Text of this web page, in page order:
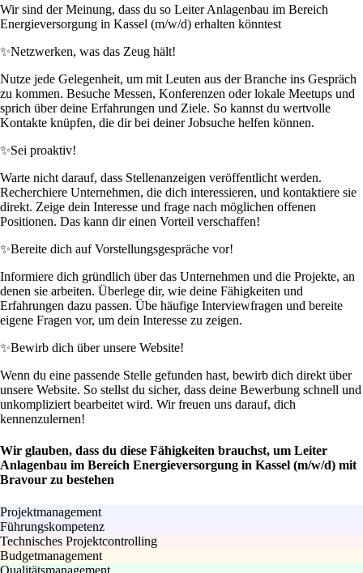
Wir sind der Meinung, dass du so Leiter Anlagenbau im Bereich
Energieversorgung in Kassel (m/w/d) erhalten könntest
✨Netzwerken, was das Zeug hält!
Nutze jede Gelegenheit, um mit Leuten aus der Branche ins Gespräch
zu kommen. Besuche Messen, Konferenzen oder lokale Meetups und
sprich über deine Erfahrungen und Ziele. So kannst du wertvolle
Kontakte knüpfen, die dir bei deiner Jobsuche helfen können.
✨Sei proaktiv!
Warte nicht darauf, dass Stellenanzeigen veröffentlicht werden.
Recherchiere Unternehmen, die dich interessieren, und kontaktiere sie
direkt. Zeige dein Interesse und frage nach möglichen offenen
Positionen. Das kann dir einen Vorteil verschaffen!
✨Bereite dich auf Vorstellungsgespräche vor!
Informiere dich gründlich über das Unternehmen und die Projekte, an
denen sie arbeiten. Überlege dir, wie deine Fähigkeiten und
Erfahrungen dazu passen. Übe häufige Interviewfragen und bereite
eigene Fragen vor, um dein Interesse zu zeigen.
✨Bewirb dich über unsere Website!
Wenn du eine passende Stelle gefunden hast, bewirb dich direkt über
unsere Website. So stellst du sicher, dass deine Bewerbung schnell und
unkompliziert bearbeitet wird. Wir freuen uns darauf, dich
kennenzulernen!
Wir glauben, dass du diese Fähigkeiten brauchst, um Leiter
Anlagenbau im Bereich Energieversorgung in Kassel (m/w/d) mit
Bravour zu bestehen
Projektmanagement
Führungskompetenz
Technisches Projektcontrolling
Budgetmanagement
Qualitätsmanagement